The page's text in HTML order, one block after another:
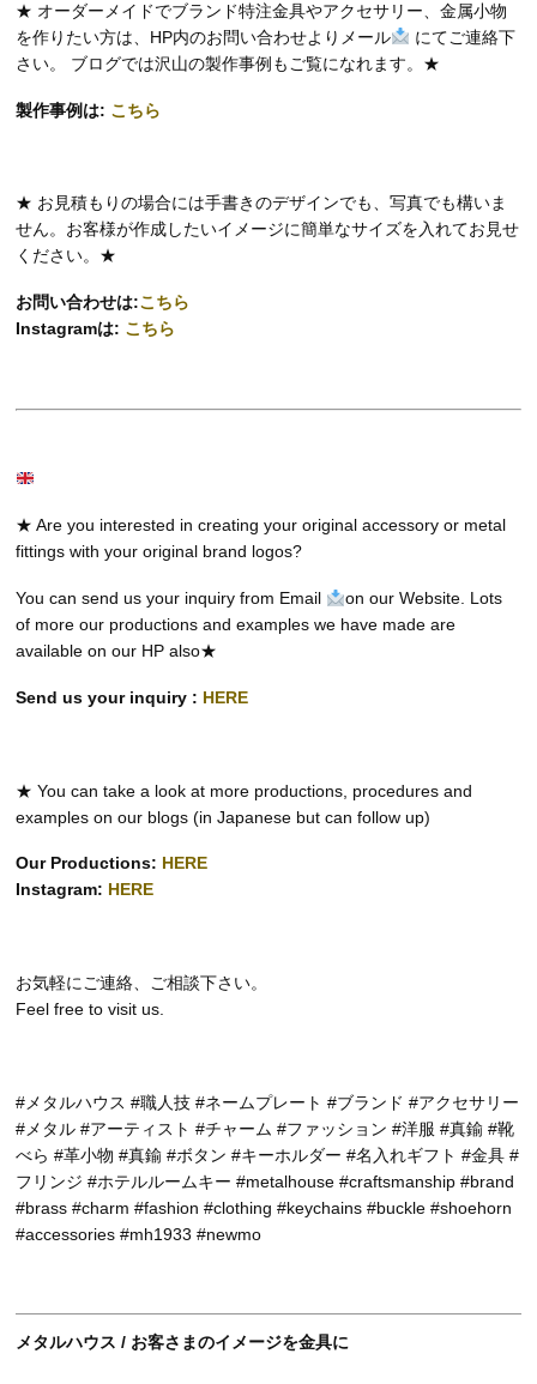
★ オーダーメイドでブランド特注金具やアクセサリー、金属小物
を作りたい方は、HP内のお問い合わせよりメール
にてご連絡下
さい。 ブログでは沢山の製作事例もご覧になれます。★
製作事例は: こちら
★ お見積もりの場合には手書きのデザインでも、写真でも構いま
せん。お客様が作成したいイメージに簡単なサイズを入れてお見せ
ください。★
お問い合わせは:こちら
Instagramは: こちら
★ Are you interested in creating your original accessory or metal
fittings with your original brand logos?
You can send us your inquiry from Email
on our Website. Lots
of more our productions and examples we have made are
available on our HP also★
Send us your inquiry : HERE
★ You can take a look at more productions, procedures and
examples on our blogs (in Japanese but can follow up)
Our Productions: HERE
Instagram: HERE
お気軽にご連絡、ご相談下さい。
Feel free to visit us.
#メタルハウス #職人技 #ネームプレート #ブランド #アクセサリー
#メタル #アーティスト #チャーム #ファッション #洋服 #真鍮 #靴
べら #革小物 #真鍮 #ボタン #キーホルダー #名入れギフト #金具 #
フリンジ #ホテルルームキー #metalhouse #craftsmanship #brand
#brass #charm #fashion #clothing #keychains #buckle #shoehorn
#accessories #mh1933 #newmo
メタルハウス / お客さまのイメージを金具に